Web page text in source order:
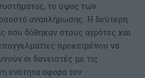
το ύψος των
αναπλήρωσης. Η δεύτερη
που δόθηκαν στους αγρότες και
προκειμένου να
οι δανειστές με τις
ενότητα αφορά τον